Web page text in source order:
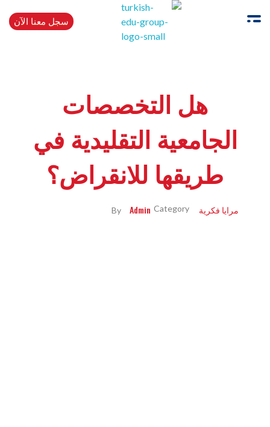
سجل معنا الآن
هل التخصصات
الجامعية التقليدية في
طريقها للانقراض؟
By Admin مرايا فكرية